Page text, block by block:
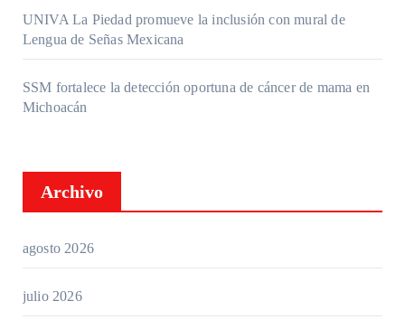
UNIVA La Piedad promueve la inclusión con mural de
Lengua de Señas Mexicana
SSM fortalece la detección oportuna de cáncer de mama en
Michoacán
Archivo
agosto 2026
julio 2026